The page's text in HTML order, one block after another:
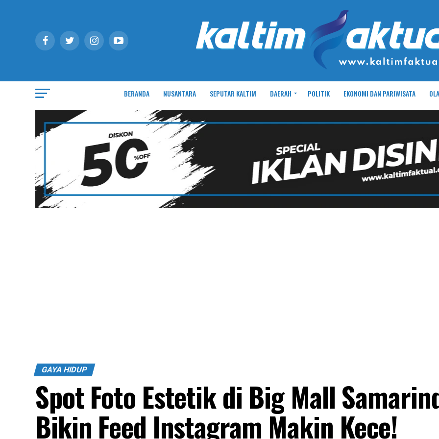
BERANDA NUSANTARA SEPUTAR KALTIM DAERAH POLITIK EKONOMI DAN PARIWISATA
GAYA HIDUP
Spot Foto Estetik di Big Mall
Bikin Feed Instagram Makin Kece!